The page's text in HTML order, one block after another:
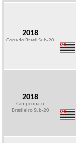
2018
Copa do Brasil Sub-20
2018
Campeonato
Brasileiro Sub-20